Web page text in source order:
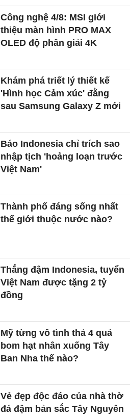
Công nghệ 4/8: MSI giới
thiệu màn hình PRO MAX
OLED độ phân giải 4K
Khám phá triết lý thiết kế
'Hình học Cảm xúc' đằng
sau Samsung Galaxy Z mới
Báo Indonesia chỉ trích sao
nhập tịch 'hoảng loạn trước
Việt Nam'
Thành phố đáng sống nhất
thế giới thuộc nước nào?
Thắng đậm Indonesia, tuyển
Việt Nam được tặng 2 tỷ
đồng
Mỹ từng vô tình thả 4 quả
bom hạt nhân xuống Tây
Ban Nha thế nào?
Vẻ đẹp độc đáo của nhà thờ
đá đậm bản sắc Tây Nguyên